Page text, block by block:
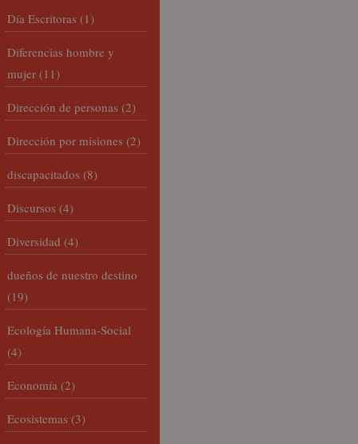
Día Escritoras (1)
Diferencias hombre y
mujer (11)
Dirección de personas (2)
Dirección por misiones (2)
discapacitados (8)
Discursos (4)
Diversidad (4)
dueños de nuestro destino
(19)
Ecología Humana-Social
(4)
Economía (2)
Ecosistemas (3)